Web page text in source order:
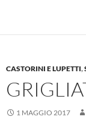
CASTORINI E LUPETTI,
1 MAGGIO 2017